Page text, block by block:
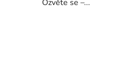
Ozvěte se –...